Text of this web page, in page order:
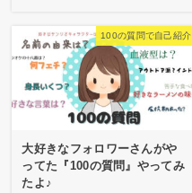
100の質問で自己紹介
大好きなフォロワーさんがや
ってた『100の質問』やってみ
たよ♪